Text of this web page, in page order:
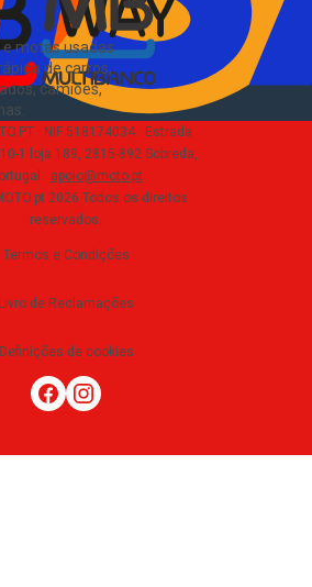
motas usadas
de carros,
camiões,
· NIF 518174034 · Estrada
1 loja 189, 2815-892 Sobreda,
· apoio@moto.pt
2026 Todos os direitos
reservados.
Termos e Condições
Livro de Reclamações
Definições de cookies